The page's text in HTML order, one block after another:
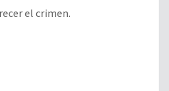
el crimen.